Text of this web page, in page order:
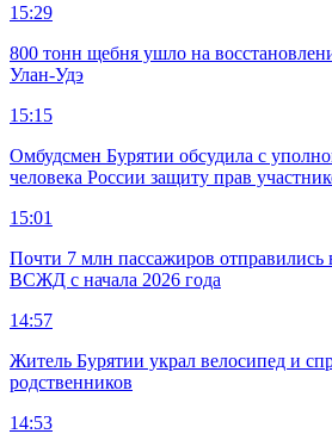
15:29
800 тонн щебня ушло на
Улан-Удэ
15:15
Омбудсмен Бурятии обсудила с
человека России защиту прав
15:01
Почти 7 млн пассажиров отправились
ВСЖД с начала 2026 года
14:57
Житель Бурятии украл велосипед и
родственников
14:53